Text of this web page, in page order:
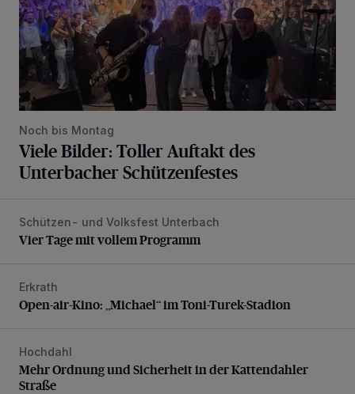
Noch bis Montag
Viele Bilder: Toller Auftakt des
Unterbacher Schützenfestes
Vier Tage mit vollem Programm
Schützen- und Volksfest Unterbach
Vier Tage mit vollem Programm
Open-air-Kino: „Michael“ im Toni-Turek-Stadion
Erkrath
Open-air-Kino: „Michael“ im Toni-Turek-Stadion
Mehr Ordnung und Sicherheit in der Kattendahler Straße
Hochdahl
Mehr Ordnung und Sicherheit in der Kattendahler
Straße